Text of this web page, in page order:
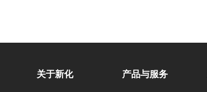
关于新化 产品与服务